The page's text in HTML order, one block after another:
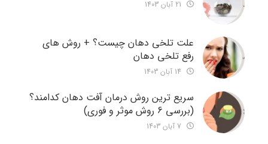
علت تلخی دهان چیست؟ + روش های
رفع تلخی دهان
سریع ترین روش درمان آفت دهان کدامند؟
(بررسی 6 روش موثر و فوری)